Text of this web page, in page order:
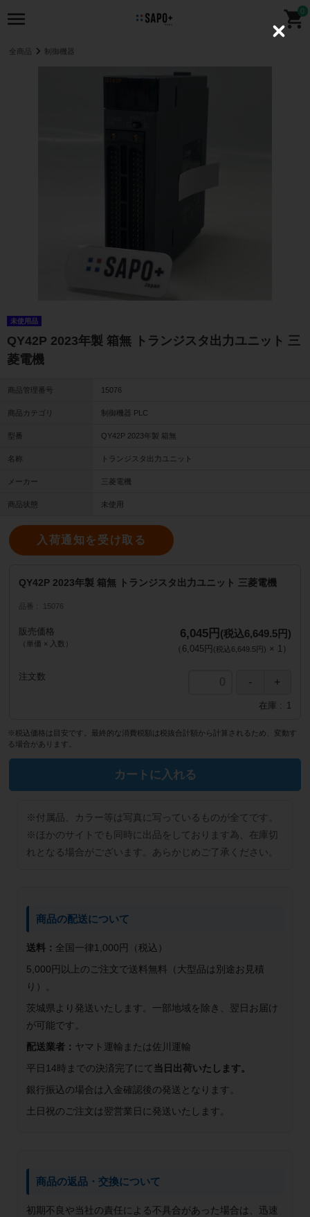
0
全商品 制御機器
未使用品
QY42P 2023年製 箱無 トランジスタ出力ユニット 三
菱電機
商品管理番号 15076
商品カテゴリ 制御機器 PLC
型番 QY42P 2023年製 箱無
名称 トランジスタ出力ユニット
メーカー 三菱電機
商品状態 未使用
入荷通知を受け取る
QY42P 2023年製 箱無 トランジスタ出力ユニット 三菱電機
品番 15076
販売価格
（単価 × 入数）
6,045円 (税込6,649.5円)
（ 6,045円 (税込6,649.5円) × 1）
注文数
在庫 1
※税込価格は目安です。最終的な消費税額は税抜合計額から計算されるため、変動す
る場合があります。
カートに入れる
※付属品、カラー等は写真に写っているものが全てです。
※ほかのサイトでも同時に出品をしております為、在庫切
れとなる場合がございます。あらかじめご了承ください。
商品の配送について
送料： 全国一律1,000円（税込）
5,000円以上のご注文で送料無料（大型品は別途お見積
り）。
茨城県より発送いたします。一部地域を除き、翌日お届け
が可能です。
配送業者： ヤマト運輸または佐川運輸
平日14時までの決済完了にて当日出荷いたします。
銀行振込の場合は入金確認後の発送となります。
土日祝のご注文は翌営業日に発送いたします。
商品の返品・交換について
初期不良や当社の責任による不具合があった場合は、迅速
C